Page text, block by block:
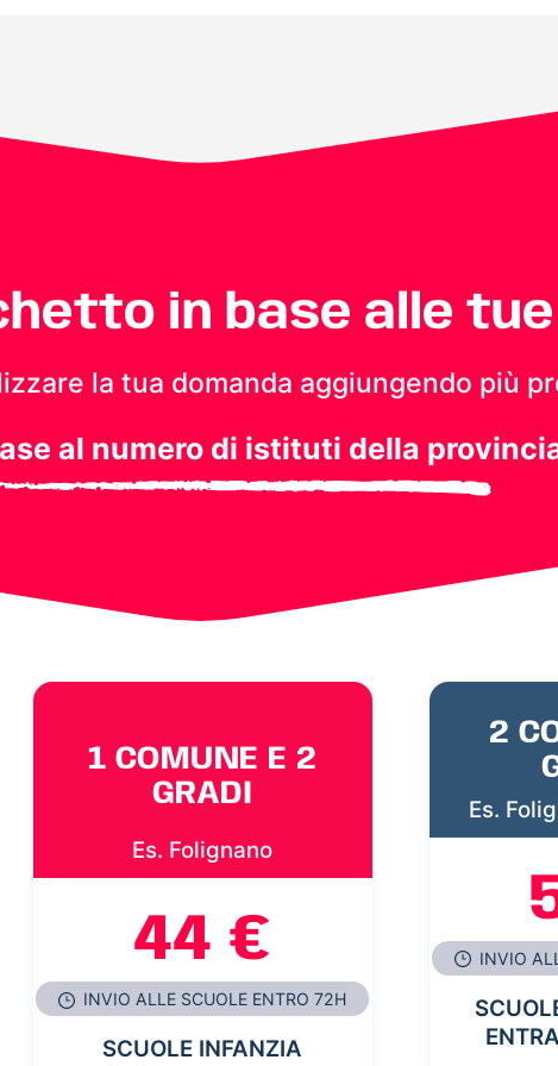
in base alle
la tua domanda aggiungendo più
al numero di istituti della
1 COMUNE E 2
GRADI
Es. Folignano
44 €
INVIO ALLE SCUOLE ENTRO 72H
SCUOLE INFANZIA
2
Es.
INVIO